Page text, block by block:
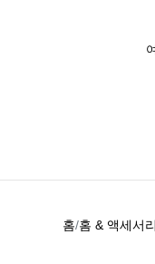
홈 홈 & 액세서리